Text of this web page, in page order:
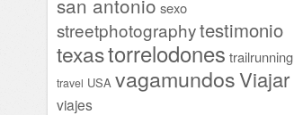
sexo
streetphotographytestimonio
texastorrelodones trailrunning
travel USA vagamundosViajar
viajes